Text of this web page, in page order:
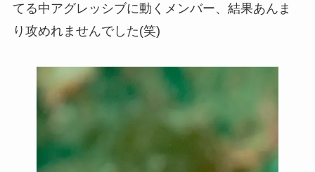
てる中アグレッシブに動くメンバー、結果あんま
り攻めれませんでした(笑)